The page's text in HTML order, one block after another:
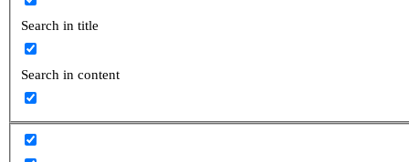
search
Search in title
Search in content